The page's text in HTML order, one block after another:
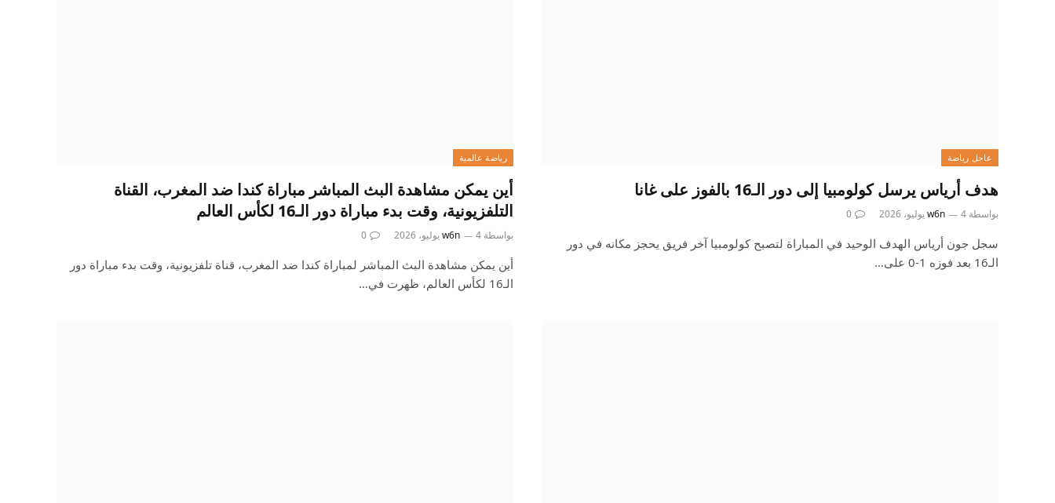
عاجل رياضة
هدف أرياس يرسل كولومبيا إلى دور الـ16 بالفوز على غانا
بواسطة w6n 4 يوليو، 2026 0
سجل جون أرياس الهدف الوحيد في المباراة لتصبح كولومبيا آخر فريق يحجز مكانه في دور
الـ16 بعد فوزه 1-0 على…
رياضة عالمية
أين يمكن مشاهدة البث المباشر مباراة كندا ضد المغرب، القناة
التلفزيونية، وقت بدء مباراة دور الـ16 لكأس العالم
بواسطة w6n 4 يوليو، 2026 0
أين يمكن مشاهدة البث المباشر لمباراة كندا ضد المغرب، قناة تلفزيونية، وقت بدء مباراة دور
الـ16 لكأس العالم، ظهرت في…